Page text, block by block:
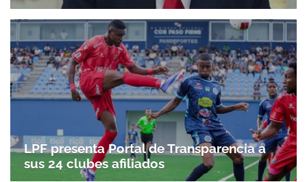
LPF presenta Portal de Transparencia a
sus 24 clubes afiliados